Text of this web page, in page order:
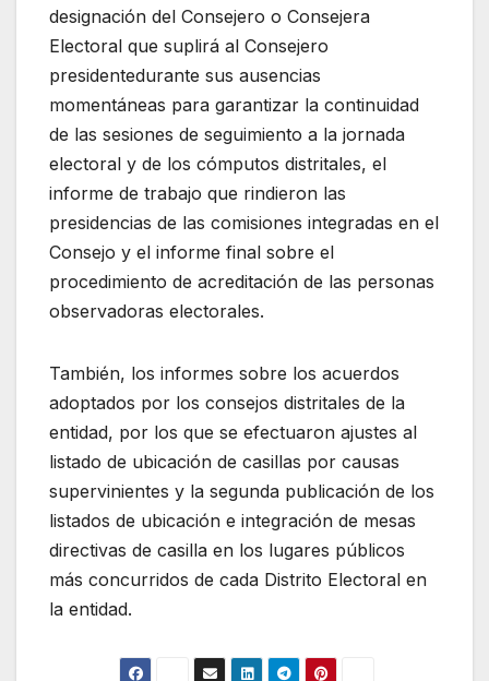
designación del Consejero o Consejera
Electoral que suplirá al Consejero
presidentedurante sus ausencias
momentáneas para garantizar la continuidad
de las sesiones de seguimiento a la jornada
electoral y de los cómputos distritales, el
informe de trabajo que rindieron las
presidencias de las comisiones integradas en el
Consejo y el informe final sobre el
procedimiento de acreditación de las personas
observadoras electorales.
También, los informes sobre los acuerdos
adoptados por los consejos distritales de la
entidad, por los que se efectuaron ajustes al
listado de ubicación de casillas por causas
supervinientes y la segunda publicación de los
listados de ubicación e integración de mesas
directivas de casilla en los lugares públicos
más concurridos de cada Distrito Electoral en
la entidad.